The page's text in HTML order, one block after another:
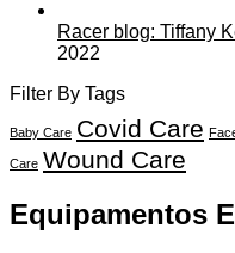
Racer blog: Tiffany
2022
Filter By Tags
Baby Care Covid Care
Care Wound Care
Equipamentos